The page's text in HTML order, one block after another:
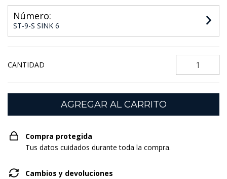
Número:
ST-9-S SINK 6
CANTIDAD
Compra protegida
Tus datos cuidados durante toda la compra.
Cambios y devoluciones